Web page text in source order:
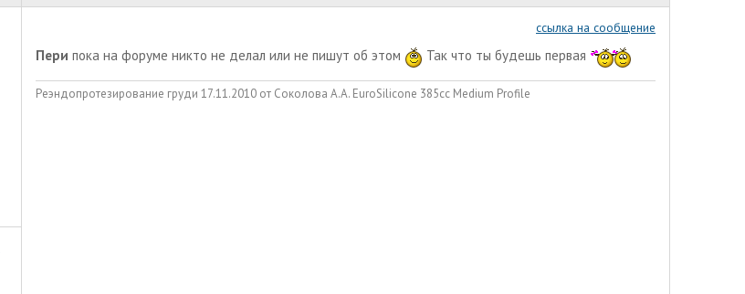
ссылка на сообщение
Пери пока на форуме никто не делал или не пишут об этом Так что ты будешь первая
Реэндопротезирование груди 17.11.2010 от Соколова А.А. EuroSilicone 385сс Medium Profile